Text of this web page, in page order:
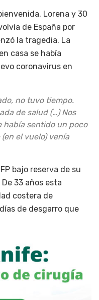
Lorena y 30
de España por
la tragedia. La
casa se había
coronavirus en
no tuvo tiempo.
de salud (…) Nos
había sentido un poco
el vuelo) venía
bajo reserva de su
33 años esta
costera de
de desgarro que